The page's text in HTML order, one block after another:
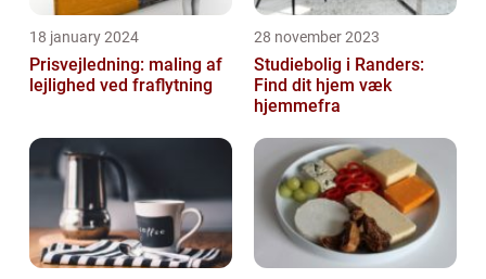
18 january 2024
Prisvejledning: maling af
lejlighed ved fraflytning
28 november 2023
Studiebolig i Randers:
Find dit hjem væk
hjemmefra